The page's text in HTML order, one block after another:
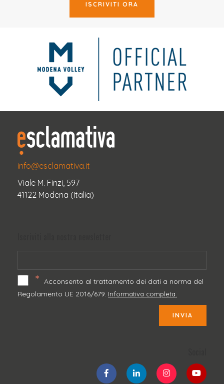
ISCRIVITI ORA
info@esclamativa.it
Viale M. Finzi, 597
41122 Modena (Italia)
* Acconsento al trattamento dei dati a norma del
Regolamento UE 2016/679. Informativa completa.
INVIA